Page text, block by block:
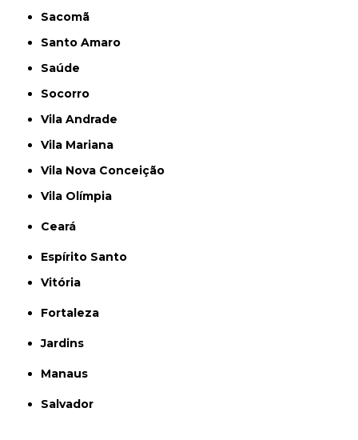
Sacomã
Santo Amaro
Saúde
Socorro
Vila Andrade
Vila Mariana
Vila Nova Conceição
Vila Olímpia
Ceará
Espírito Santo
Vitória
Fortaleza
Jardins
Manaus
Salvador